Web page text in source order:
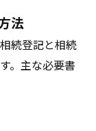
法
続登記と相続
。主な必要書